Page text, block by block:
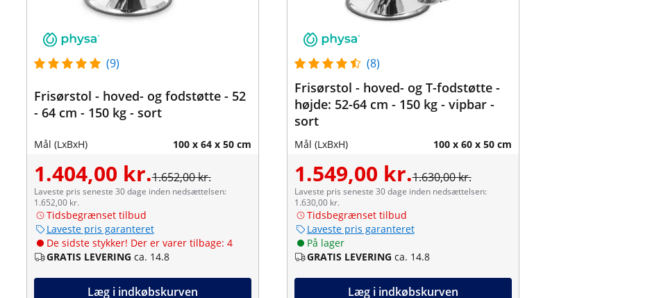
(9)
Frisørstol - hoved- og fodstøtte - 52
- 64 cm - 150 kg - sort
Mål (LxBxH) 100 x 64 x 50 cm
1.404,00 kr.1.652,00 kr.
Laveste pris seneste 30 dage inden nedsættelsen:
1.652,00 kr.
Tidsbegrænset tilbud
Laveste pris garanteret
De sidste stykker! Der er varer tilbage: 4
GRATIS LEVERING ca. 14.8
Læg i indkøbskurven
(8)
Frisørstol - hoved- og T-fodstøtte -
højde: 52-64 cm - 150 kg - vipbar -
sort
Mål (LxBxH) 100 x 60 x 50 cm
1.549,00 kr.1.630,00 kr.
Laveste pris seneste 30 dage inden nedsættelsen:
1.630,00 kr.
Tidsbegrænset tilbud
Laveste pris garanteret
På lager
GRATIS LEVERING ca. 14.8
Læg i indkøbskurven